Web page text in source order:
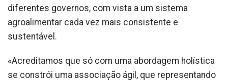
diferentes governos, com vista a um sistema
agroalimentar cada vez mais consistente e
sustentável.
«Acreditamos que só com uma abordagem holística
se constrói uma associação ágil, que representando